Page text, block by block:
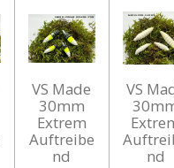
VS Made
30mm
Extrem
Auftreibe
nd
VS
nd